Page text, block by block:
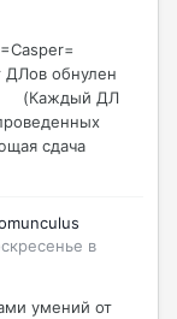
обнулен
ДЛ
сдача
в
умений от